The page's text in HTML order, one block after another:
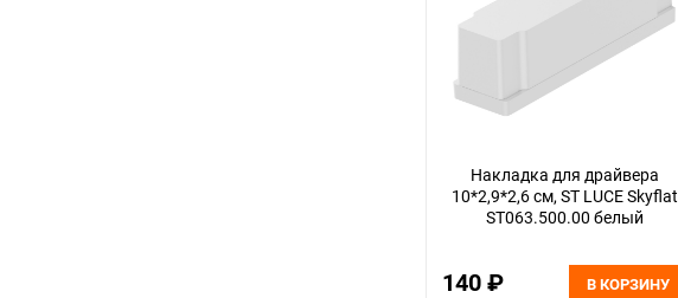
Накладка для драйвера
10*2,9*2,6 см, ST LUCE Skyflat
ST063.500.00 белый
140 ₽ В КОРЗИНУ